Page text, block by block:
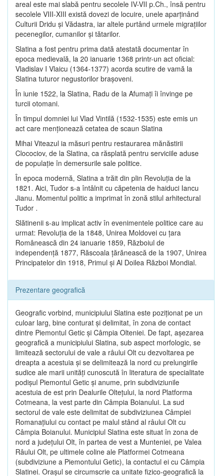
areal este mai slabă pentru secolele IV-VII p.Ch., însă pentru
secolele VIII-XIII există dovezi de locuire, unele aparţinând
Culturii Dridu şi Vădastra, iar altele purtând urmele migraţiilor
pecenegilor, cumanilor şi tătarilor.
Slatina a fost pentru prima dată atestată documentar în
epoca medievală, la 20 ianuarie 1368 printr-un act oficial:
Vladislav I Vlaicu (1364-1377) acorda scutire de vamă la
Slatina tuturor negustorilor braşoveni.
În iunie 1522, la Slatina, Radu de la Afumaţi îi învinge pe
turcii otomani.
În timpul domniei lui Vlad Vintilă (1532-1535) este emis un
act care menţionează cetatea de scaun Slatina
Mihai Viteazul ia măsuri pentru restaurarea mănăstirii
Clocociov, de la Slatina, ca răsplată pentru serviciile aduse
de populaţie în demersurile sale politice.
În epoca modernă, Slatina a trăit din plin Revoluţia de la
1821. Aici, Tudor s-a întâlnit cu căpetenia de haiduci Iancu
Jianu. Momentul politic a imprimat în zonă stilul arhitectural
Tudor .
Slătinenii s-au implicat activ în evenimentele politice care au
urmat: Revoluţia de la 1848, Unirea Moldovei cu ţara
Românească din 24 ianuarie 1859, Războiul de
independenţă 1877, Răscoala ţărănească de la 1907, Unirea
Principatelor din 1918, Primul şi Al Doilea Război Mondial.
Prezentare geografică
Geografic vorbind, municipiului Slatina este poziţionat pe un
culoar larg, bine conturat şi delimitat, în zona de contact
dintre Piemontul Getic şi Câmpia Olteniei. De fapt, aşezarea
geografică a municipiului Slatina, sub aspect morfologic, se
limitează sectorului de vale a râului Olt cu dezvoltarea pe
dreapta a acestuia şi se delimitează la nord cu prelungirile
sudice ale marii unităţi cunoscută în literatura de specialitate
podişul Piemontul Getic şi anume, prin subdiviziunile
acestuia de est prin Dealurile Olteţului, la nord Platforma
Cotmeana, la vest parte din Câmpia Boianului. La sud
sectorul de vale este delimitat de subdiviziunea Câmpiei
Romanaţiului cu contact pe malul stând al râului Olt cu
Câmpia Boianului. Municipiul Slatina este situat în zona de
nord a judeţului Olt, în partea de vest a Munteniei, pe Valea
Râului Olt, pe ultimele coline ale Platformei Cotmeana
(subdiviziune a Piemontului Getic), la contactul ei cu Câmpia
Slatinei. Oraşul se circumscrie ca unitate fizico-geografică la